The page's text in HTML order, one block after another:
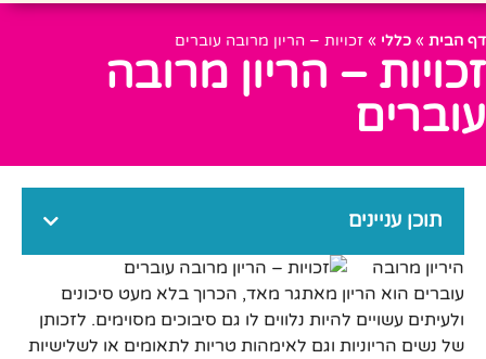
דף הבית » כללי » זכויות – הריון מרובה עוברים
זכויות – הריון מרובה
עוברים
תוכן עניינים
היריון מרובה
עוברים הוא הריון מאתגר מאד, הכרוך בלא מעט סיכונים
ולעיתים עשויים להיות נלווים לו גם סיבוכים מסוימים. לזכותן
של נשים הריוניות וגם לאימהות טריות לתאומים או לשלישיות